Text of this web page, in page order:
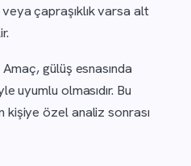
çapraşıklık varsa alt
gülüş esnasında
uyumlu olmasıdır. Bu
kişiye özel analiz sonrası